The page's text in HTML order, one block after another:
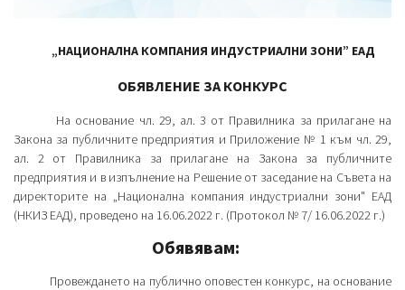
„НАЦИОНАЛНА КОМПАНИЯ ИНДУСТРИАЛНИ ЗОНИ” ЕАД
ОБЯВЛЕНИЕ ЗА КОНКУРС
На основание чл. 29, ал. 3 от Правилника за прилагане на
Закона за публичните предприятия и Приложение № 1 към чл. 29,
ал. 2 от Правилника за прилагане на Закона за публичните
предприятия и в изпълнение на Решение от заседание на Съвета на
директорите на „Национална компания индустриални зони" ЕАД
(НКИЗ ЕАД), проведено на 16.06.2022 г. (Протокол № 7/ 16.06.2022 г.)
Обявявам:
Провеждането на публично оповестен конкурс, на основание